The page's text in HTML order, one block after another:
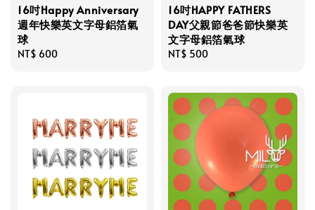
16吋Happy Anniversary
週年快樂英文字母鋁箔氣
球
Regular
NT$ 600
16吋HAPPY FATHERS
DAY父親節爸爸節快樂英
文字母鋁箔氣球
Regular
NT$ 500